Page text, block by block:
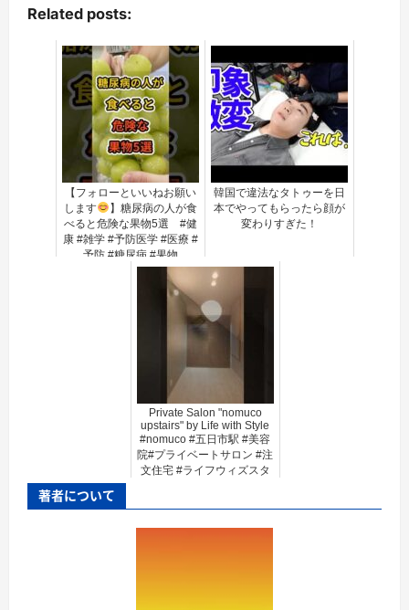
Related posts:
【フォローといいねお願い
します
】糖尿病の人が食
べると危険な果物5選 #健
康 #雑学 #予防医学 #医療 #
予防 #糖尿病 #果物
韓国で違法なタトゥーを日
本でやってもらったら顔が
変わりすぎた！
Private Salon "nomuco
upstairs" by Life with Style
#nomuco #五日市駅 #美容
院#プライベートサロン #注
文住宅 #ライフウィズスタ
著者について